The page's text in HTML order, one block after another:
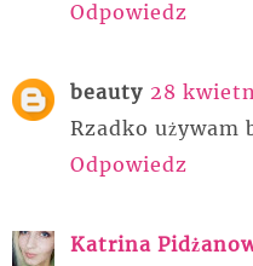
Odpowiedz
beauty 28
Rzadko używam
Odpowiedz
Katrina